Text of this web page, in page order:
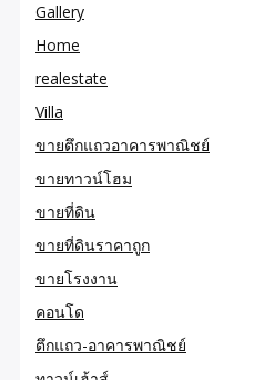
Gallery
Home
realestate
Villa
ขายตึกแถวอาคารพาณิชย์
ขายทาวน์โฮม
ขายที่ดิน
ขายที่ดินราคาถูก
ขายโรงงาน
คอนโด
ตึกแถว-อาคารพาณิชย์